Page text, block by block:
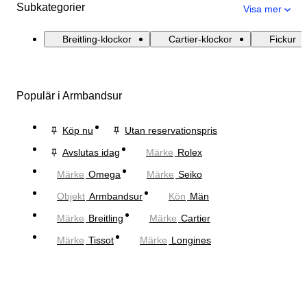
Subkategorier Visa mer
Breitling-klockor Cartier-klockor Fickur
Populär i Armbandsur
Köp nu
Utan reservationspris
Avslutas idag
Märke Rolex
Märke Omega Märke Seiko
Objekt Armbandsur Kön Män
Märke Breitling Märke Cartier
Märke Tissot Märke Longines